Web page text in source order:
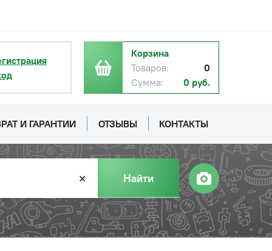
Корзина
Товаров:
0
Сумма:
0 руб.
И ГАРАНТИИ ОТЗЫВЫ КОНТАКТЫ
✕ Найти
Купить